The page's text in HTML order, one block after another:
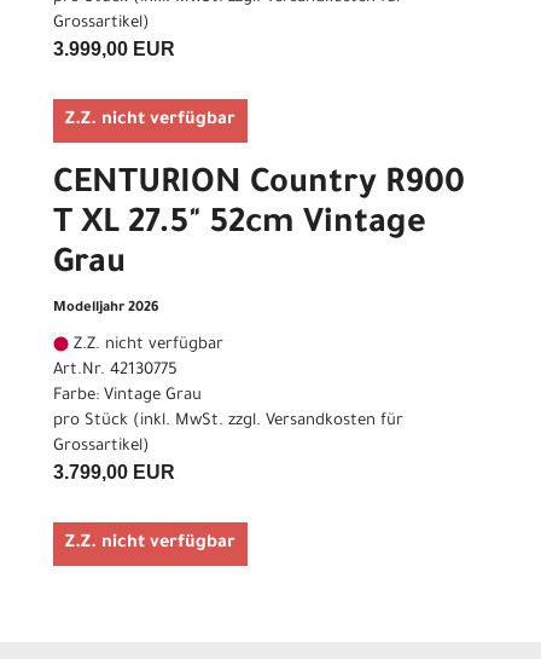
Grossartikel)
3.999,00 EUR
Z.Z. nicht verfügbar
CENTURION Country R900
T XL 27.5" 52cm Vintage
Grau
Modelljahr 2026
Z.Z. nicht verfügbar
Art.Nr. 42130775
Farbe: Vintage Grau
pro Stück (inkl. MwSt. zzgl. Versandkosten für
Grossartikel)
3.799,00 EUR
Z.Z. nicht verfügbar